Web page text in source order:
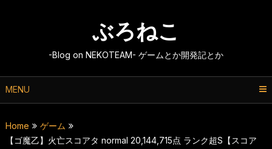
ぶろねこ
-Blog on NEKOTEAM- ゲームとか開発記とか
MENU
Home
ゲーム
【ゴ魔乙】火亡スコアタ normal 20,144,715点 ランク超S【スコア